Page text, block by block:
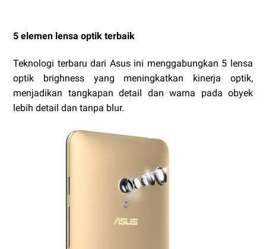
5 elemen lensa optik terbaik
Teknologi terbaru dari Asus ini menggabungkan 5 lensa
optik brighness yang meningkatkan kinerja optik,
menjadikan tangkapan detail dan warna pada obyek
lebih detail dan tanpa blur.